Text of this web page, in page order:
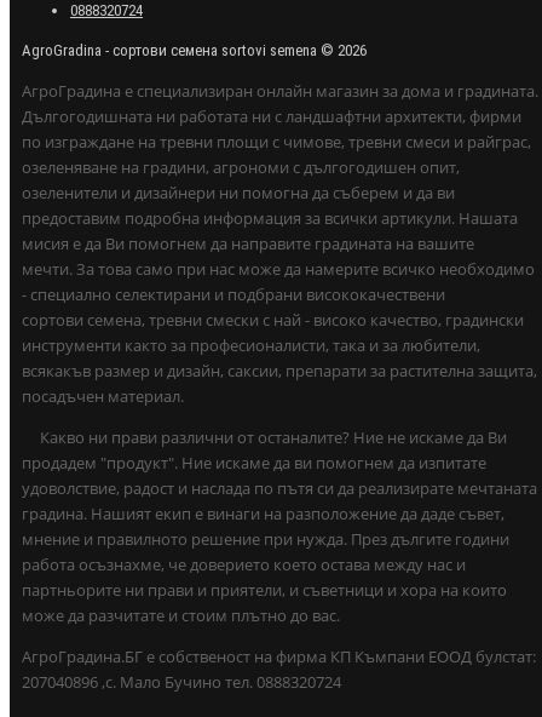
0888320724
AgroGradina - сортови семена sortovi semena © 2026
АгроГрадина е специализиран онлайн магазин за дома и градината.
Дългогодишната ни работата ни с ландшафтни архитекти, фирми
по изграждане на тревни площи с чимове, тревни смеси и райграс,
озеленяване на градини, агрономи с дългогодишен опит,
озеленители и дизайнери ни помогна да съберем и да ви
предоставим подробна информация за всички артикули. Нашата
мисия е да Ви помогнем да направите градината на вашите
мечти. За това само при нас може да намерите всичко необходимо
- специално селектирани и подбрани висококачествени
сортови семена, тревни смески с най - високо качество, градински
инструменти както за професионалисти, така и за любители,
всякакъв размер и дизайн, саксии, препарати за растителна защита,
посадъчен материал.
Какво ни прави различни от останалите? Ние не искаме да Ви
продадем "продукт". Ние искаме да ви помогнем да изпитате
удоволствие, радост и наслада по пътя си да реализирате мечтаната
градина. Нашият екип е винаги на разположение да даде съвет,
мнение и правилното решение при нужда. През дългите години
работа осъзнахме, че доверието което остава между нас и
партньорите ни прави и приятели, и съветници и хора на които
може да разчитате и стоим плътно до вас.
АгроГрадина.БГ е собственост на фирма КП Къмпани ЕООД булстат:
207040896 ,с. Мало Бучино тел. 0888320724